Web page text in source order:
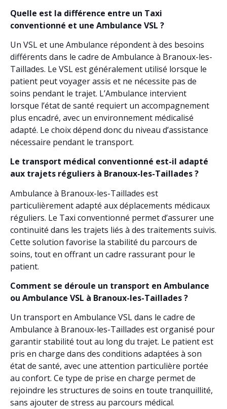
Quelle est la différence entre un Taxi
conventionné et une Ambulance VSL ?
Un VSL et une Ambulance répondent à des besoins
différents dans le cadre de Ambulance à Branoux-les-
Taillades. Le VSL est généralement utilisé lorsque le
patient peut voyager assis et ne nécessite pas de
soins pendant le trajet. L’Ambulance intervient
lorsque l’état de santé requiert un accompagnement
plus encadré, avec un environnement médicalisé
adapté. Le choix dépend donc du niveau d’assistance
nécessaire pendant le transport.
Le transport médical conventionné est-il adapté
aux trajets réguliers à Branoux-les-Taillades ?
Ambulance à Branoux-les-Taillades est
particulièrement adapté aux déplacements médicaux
réguliers. Le Taxi conventionné permet d’assurer une
continuité dans les trajets liés à des traitements suivis.
Cette solution favorise la stabilité du parcours de
soins, tout en offrant un cadre rassurant pour le
patient.
Comment se déroule un transport en Ambulance
ou Ambulance VSL à Branoux-les-Taillades ?
Un transport en Ambulance VSL dans le cadre de
Ambulance à Branoux-les-Taillades est organisé pour
garantir stabilité tout au long du trajet. Le patient est
pris en charge dans des conditions adaptées à son
état de santé, avec une attention particulière portée
au confort. Ce type de prise en charge permet de
rejoindre les structures de soins en toute tranquillité,
sans ajouter de stress au parcours médical.